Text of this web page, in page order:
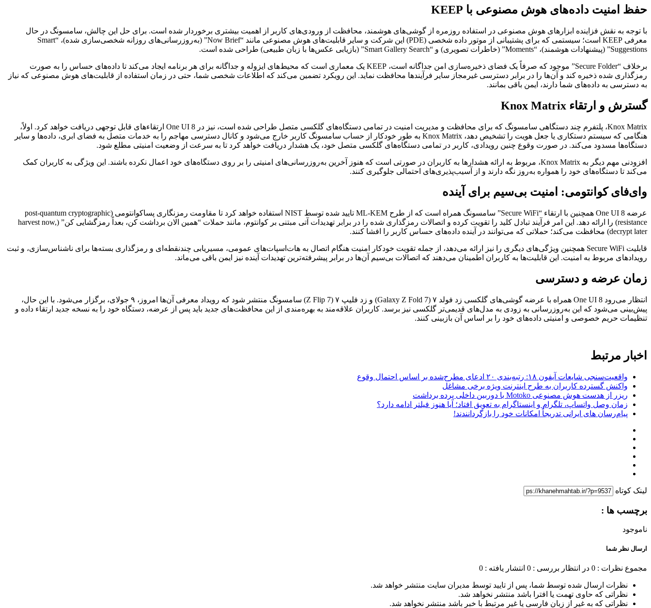
حفظ امنیت داده‌های هوش مصنوعی با KEEP
با توجه به نقش فزاینده ابزارهای هوش مصنوعی در استفاده روزمره از گوشی‌های هوشمند، محافظت از ورودی‌های کاربر از اهمیت بیشتری برخوردار شده است. برای حل این چالش، سامسونگ در حال
معرفی KEEP است؛ سیستمی که برای پشتیبانی از موتور داده شخصی (PDE) این شرکت و سایر قابلیت‌های هوش مصنوعی مانند “Now Brief” (به‌روزرسانی‌های روزانه شخصی‌سازی شده)، “Smart
Suggestions” (پیشنهادات هوشمند)، “Moments” (خاطرات تصویری) و “Smart Gallery Search” (بازیابی عکس‌ها با زبان طبیعی) طراحی شده است.
برخلاف “Secure Folder” موجود که صرفاً یک فضای ذخیره‌سازی امن جداگانه است، KEEP یک معماری است که محیط‌های ایزوله و جداگانه برای هر برنامه ایجاد می‌کند تا داده‌های حساس را به صورت
رمزگذاری شده ذخیره کند و آن‌ها را در برابر دسترسی غیرمجاز سایر فرآیندها محافظت نماید. این رویکرد تضمین می‌کند که اطلاعات شخصی شما، حتی در زمان استفاده از قابلیت‌های هوش مصنوعی که نیاز
به دسترسی به داده‌های شما دارند، ایمن باقی بمانند.
گسترش و ارتقاء Knox Matrix
Knox Matrix، پلتفرم چند دستگاهی سامسونگ که برای محافظت و مدیریت امنیت در تمامی دستگاه‌های گلکسی متصل طراحی شده است، نیز در One UI 8 ارتقاءهای قابل توجهی دریافت خواهد کرد. اولاً،
هنگامی که سیستم دستکاری یا جعل هویت را تشخیص دهد، Knox Matrix به طور خودکار از حساب سامسونگ کاربر خارج می‌شود و کانال دسترسی مهاجم را به خدمات متصل به فضای ابری، داده‌ها و سایر
دستگاه‌ها مسدود می‌کند. در صورت وقوع چنین رویدادی، کاربر در تمامی دستگاه‌های گلکسی متصل خود، یک هشدار دریافت خواهد کرد تا به سرعت از وضعیت امنیتی مطلع شود.
افزودنی مهم دیگر به Knox Matrix، مربوط به ارائه هشدارها به کاربران در صورتی است که هنوز آخرین به‌روزرسانی‌های امنیتی را بر روی دستگاه‌های خود اعمال نکرده باشند. این ویژگی به کاربران کمک
می‌کند تا دستگاه‌های خود را همواره به‌روز نگه دارند و از آسیب‌پذیری‌های احتمالی جلوگیری کنند.
وای‌فای کوانتومی: امنیت بی‌سیم برای آینده
عرضه One UI 8 همچنین با ارتقاء “Secure WiFi” سامسونگ همراه است که از طرح ML-KEM تایید شده توسط NIST استفاده خواهد کرد تا مقاومت رمزنگاری پساکوانتومی (post-quantum cryptographic
resistance) را ارائه دهد. این امر فرآیند تبادل کلید را تقویت کرده و اتصالات رمزگذاری شده را در برابر تهدیدات آتی مبتنی بر کوانتوم، مانند حملات “همین الان برداشت کن، بعداً رمزگشایی کن” (harvest now,
decrypt later) محافظت می‌کند؛ حملاتی که می‌توانند در آینده داده‌های حساس کاربر را افشا کنند.
قابلیت Secure WiFi همچنین ویژگی‌های دیگری را نیز ارائه می‌دهد، از جمله تقویت خودکار امنیت هنگام اتصال به هات‌اسپات‌های عمومی، مسیریابی چندنقطه‌ای و رمزگذاری بسته‌ها برای ناشناس‌سازی، و ثبت
رویدادهای مربوط به امنیت. این قابلیت‌ها به کاربران اطمینان می‌دهند که اتصالات بی‌سیم آن‌ها در برابر پیشرفته‌ترین تهدیدات آینده نیز ایمن باقی می‌ماند.
زمان عرضه و دسترسی
انتظار می‌رود One UI 8 همراه با عرضه گوشی‌های گلکسی زد فولد ۷ (Galaxy Z Fold 7) و زد فلیپ ۷ (Z Flip 7) سامسونگ منتشر شود که رویداد معرفی آن‌ها امروز، ۹ جولای، برگزار می‌شود. با این حال،
پیش‌بینی می‌شود که این به‌روزرسانی به زودی به مدل‌های قدیمی‌تر گلکسی نیز برسد. کاربران علاقه‌مند به بهره‌مندی از این محافظت‌های جدید باید پس از عرضه، دستگاه خود را به نسخه جدید ارتقاء داده و
تنظیمات حریم خصوصی و امنیتی داده‌های خود را بر اساس آن بازبینی کنند.
اخبار مرتبط
واقعیت‌سنجی شایعات آیفون ۱۸: رتبه‌بندی ۲۰ ادعای مطرح‌شده بر اساس احتمال وقوع
واکنش گسترده کاربران به طرح اینترنت ویژه برخی مشاغل
ریزر از هدست هوش مصنوعی Motoko با دوربین داخلی پرده برداشت
زمان وصل واتساپ، تلگرام و اینستاگرام به تعویق افتاد؛ آیا هنوز فیلتر ادامه دارد؟
پیام‌رسان‌ های ایرانی تدریجاً امکانات خود را بازگردانندند!
لینک کوتاه
برچسب ها :
ناموجود
ارسال نظر شما
مجموع نظرات : 0 در انتظار بررسی : 0 انتشار یافته : 0
نظرات ارسال شده توسط شما، پس از تایید توسط مدیران سایت منتشر خواهد شد.
نظراتی که حاوی تهمت یا افترا باشد منتشر نخواهد شد.
نظراتی که به غیر از زبان فارسی یا غیر مرتبط با خبر باشد منتشر نخواهد شد.